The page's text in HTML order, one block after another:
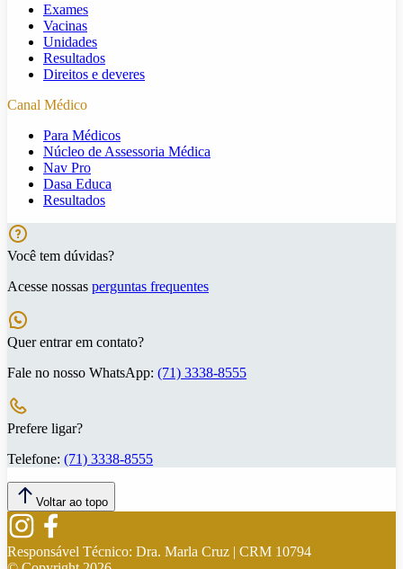
Exames
Vacinas
Unidades
Resultados
Direitos e deveres
Canal Médico
Para Médicos
Núcleo de Assessoria Médica
Nav Pro
Dasa Educa
Resultados
Você tem dúvidas?
Acesse nossas perguntas frequentes
Quer entrar em contato?
Fale no nosso WhatsApp: (71) 3338-8555
Prefere ligar?
Telefone: (71) 3338-8555
Voltar ao topo
Responsável Técnico: Dra. Marla Cruz | CRM 10794